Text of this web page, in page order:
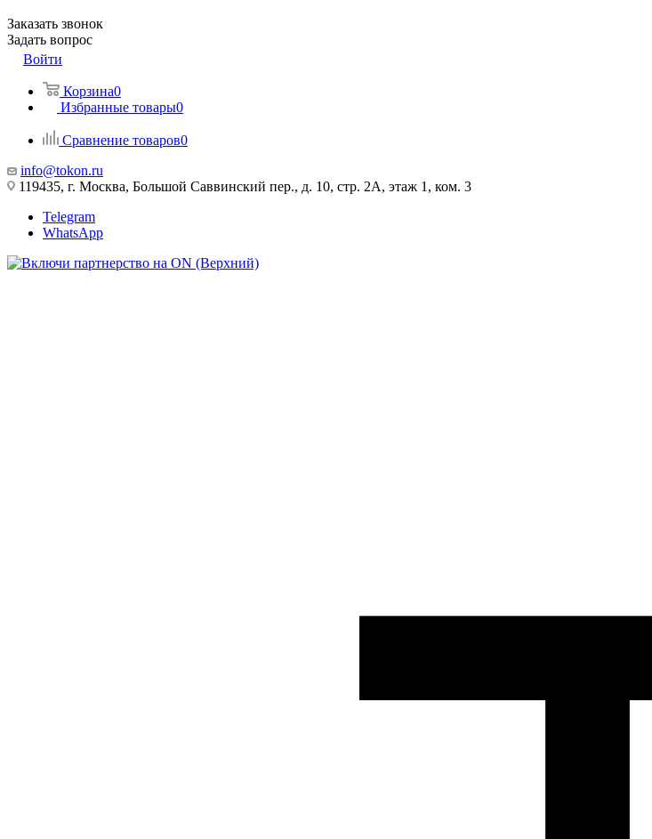
Заказать звонок
Задать вопрос
Войти
Корзина0
Избранные товары0
Сравнение товаров0
info@tokon.ru
119435, г. Москва, Большой Саввинский пер., д. 10, стр. 2А, этаж 1, ком. 3
Telegram
WhatsApp